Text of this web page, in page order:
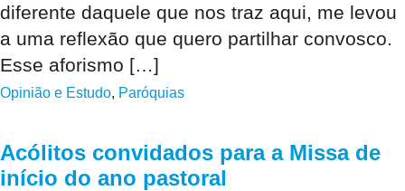
diferente daquele que nos traz aqui, me levou
a uma reflexão que quero partilhar convosco.
Esse aforismo […]
Opinião e Estudo, Paróquias
Acólitos convidados para a Missa de
início do ano pastoral